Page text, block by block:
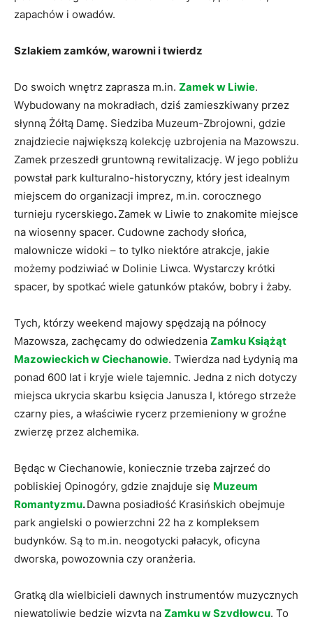
zapachów i owadów.
Szlakiem zamków, warowni i twierdz
Do swoich wnętrz zaprasza m.in. Zamek w Liwie.
Wybudowany na mokradłach, dziś zamieszkiwany przez
słynną Żółtą Damę. Siedziba Muzeum-Zbrojowni, gdzie
znajdziecie największą kolekcję uzbrojenia na Mazowszu.
Zamek przeszedł gruntowną rewitalizację. W jego pobliżu
powstał park kulturalno-historyczny, który jest idealnym
miejscem do organizacji imprez, m.in. corocznego
turnieju rycerskiego.Zamek w Liwie to znakomite miejsce
na wiosenny spacer. Cudowne zachody słońca,
malownicze widoki – to tylko niektóre atrakcje, jakie
możemy podziwiać w Dolinie Liwca. Wystarczy krótki
spacer, by spotkać wiele gatunków ptaków, bobry i żaby.
Tych, którzy weekend majowy spędzają na północy
Mazowsza, zachęcamy do odwiedzenia Zamku Książąt
Mazowieckich w Ciechanowie. Twierdza nad Łydynią ma
ponad 600 lat i kryje wiele tajemnic. Jedna z nich dotyczy
miejsca ukrycia skarbu księcia Janusza I, którego strzeże
czarny pies, a właściwie rycerz przemieniony w groźne
zwierzę przez alchemika.
Będąc w Ciechanowie, koniecznie trzeba zajrzeć do
pobliskiej Opinogóry, gdzie znajduje się Muzeum
Romantyzmu.Dawna posiadłość Krasińskich obejmuje
park angielski o powierzchni 22 ha z kompleksem
budynków. Są to m.in. neogotycki pałacyk, oficyna
dworska, powozownia czy oranżeria.
Gratką dla wielbicieli dawnych instrumentów muzycznych
niewątpliwie będzie wizyta na Zamku w Szydłowcu. To